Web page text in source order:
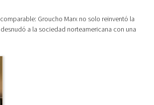
Groucho Marx no solo reinventó la
a la sociedad norteamericana con una